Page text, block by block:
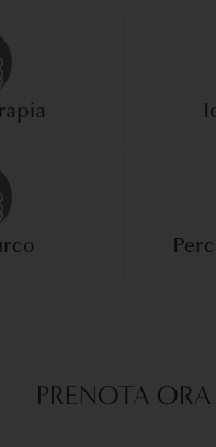
PRENOTA ORA